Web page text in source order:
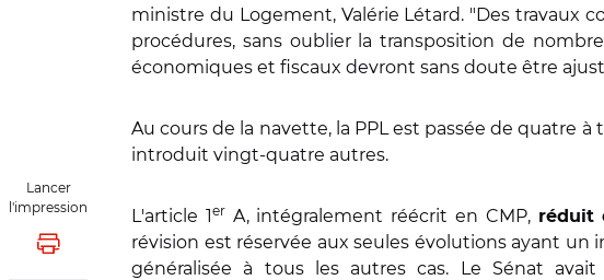
Lancer
l'impression
Lancer l'impression
ministre du Logement, Valérie Létard. "Des travaux
procédures, sans oublier la transposition de
économiques et fiscaux devront sans doute être
Au cours de la navette, la PPL est passée de quatre
introduit vingt-quatre autres.
L'article 1erA, intégralement réécrit en CMP, réduit
révision est réservée aux seules évolutions ayant
généralisée à tous les autres cas. Le Sénat